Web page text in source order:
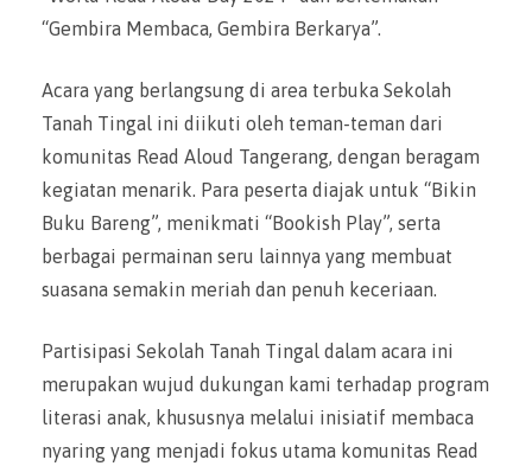
“Gembira Membaca, Gembira Berkarya”.
Acara yang berlangsung di area terbuka Sekolah
Tanah Tingal ini diikuti oleh teman-teman dari
komunitas Read Aloud Tangerang, dengan beragam
kegiatan menarik. Para peserta diajak untuk “Bikin
Buku Bareng”, menikmati “Bookish Play”, serta
berbagai permainan seru lainnya yang membuat
suasana semakin meriah dan penuh keceriaan.
Partisipasi Sekolah Tanah Tingal dalam acara ini
merupakan wujud dukungan kami terhadap program
literasi anak, khususnya melalui inisiatif membaca
nyaring yang menjadi fokus utama komunitas Read